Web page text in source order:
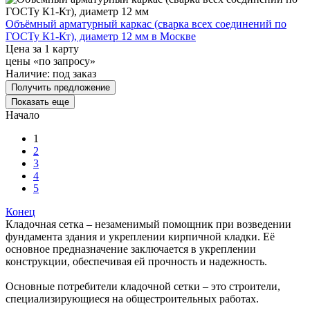
Объёмный арматурный каркас (сварка всех соединений по
ГОСТу К1-Кт), диаметр 12 мм в Москве
Цена за 1 карту
цены «по запросу»
Наличие: под заказ
Получить предложение
Показать еще
Начало
1
2
3
4
5
Конец
Кладочная сетка – незаменимый помощник при возведении
фундамента здания и укреплении кирпичной кладки. Её
основное предназначение заключается в укреплении
конструкции, обеспечивая ей прочность и надежность.
Основные потребители кладочной сетки – это строители,
специализирующиеся на общестроительных работах.